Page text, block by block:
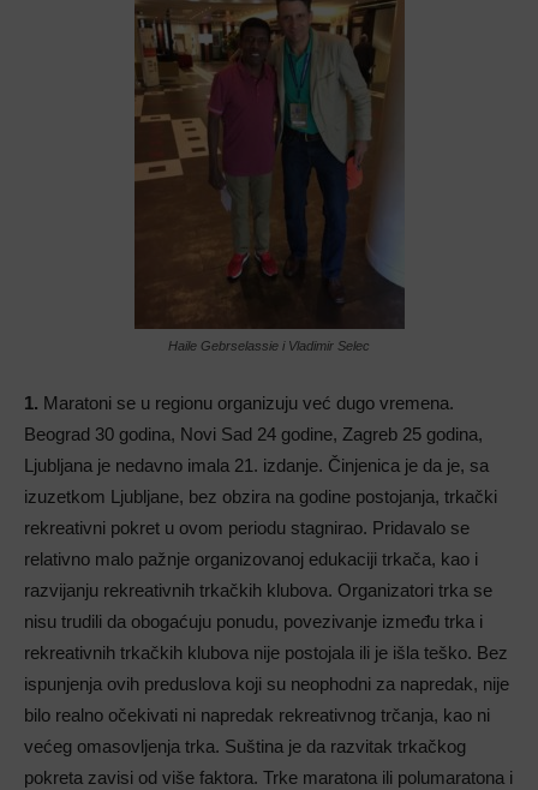
Haile Gebrselassie i Vladimir Selec
1. Maratoni se u regionu organizuju već dugo vremena.
Beograd 30 godina, Novi Sad 24 godine, Zagreb 25 godina,
Ljubljana je nedavno imala 21. izdanje. Činjenica je da je, sa
izuzetkom Ljubljane, bez obzira na godine postojanja, trkački
rekreativni pokret u ovom periodu stagnirao. Pridavalo se
relativno malo pažnje organizovanoj edukaciji trkača, kao i
razvijanju rekreativnih trkačkih klubova. Organizatori trka se
nisu trudili da obogaćuju ponudu, povezivanje između trka i
rekreativnih trkačkih klubova nije postojala ili je išla teško. Bez
ispunjenja ovih preduslova koji su neophodni za napredak, nije
bilo realno očekivati ni napredak rekreativnog trčanja, kao ni
većeg omasovljenja trka. Suština je da razvitak trkačkog
pokreta zavisi od više faktora. Trke maratona ili polumaratona i